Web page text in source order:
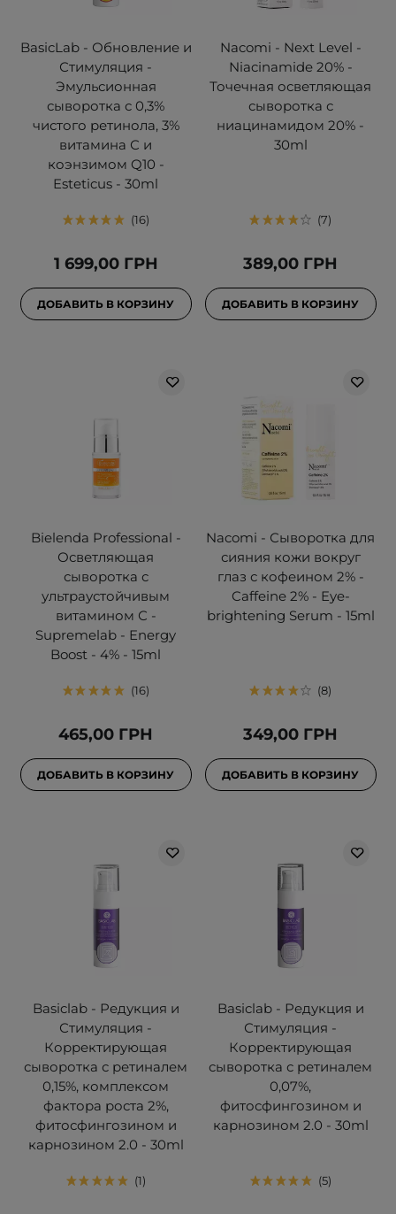
BasicLab - Обновление и
Стимуляция -
Эмульсионная
сыворотка с 0,3%
чистого ретинола, 3%
витамина С и
коэнзимом Q10 -
Esteticus - 30ml
16
1 699,00 ГРН
ДОБАВИТЬ В КОРЗИНУ
Nacomi - Next Level -
Niacinamide 20% -
Точечная осветляющая
сыворотка с
ниацинамидом 20% -
30ml
7
389,00 ГРН
ДОБАВИТЬ В КОРЗИНУ
Bielenda Professional -
Осветляющая
сыворотка с
ультраустойчивым
витамином С -
Supremelab - Energy
Boost - 4% - 15ml
16
465,00 ГРН
ДОБАВИТЬ В КОРЗИНУ
Nacomi - Сыворотка для
сияния кожи вокруг
глаз с кофеином 2% -
Caffeine 2% - Eye-
brightening Serum - 15ml
8
349,00 ГРН
ДОБАВИТЬ В КОРЗИНУ
Basiclab - Редукция и
Стимуляция -
Корректирующая
сыворотка с ретиналем
0,15%, комплексом
фактора роста 2%,
фитосфингозином и
карнозином 2.0 - 30ml
1
Basiclab - Редукция и
Стимуляция -
Корректирующая
сыворотка с ретиналем
0,07%,
фитосфингозином и
карнозином 2.0 - 30ml
5